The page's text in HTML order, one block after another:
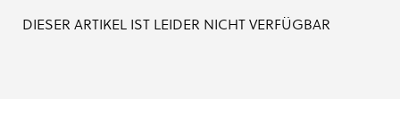
DIESER ARTIKEL IST LEIDER NICHT VERFÜGBAR